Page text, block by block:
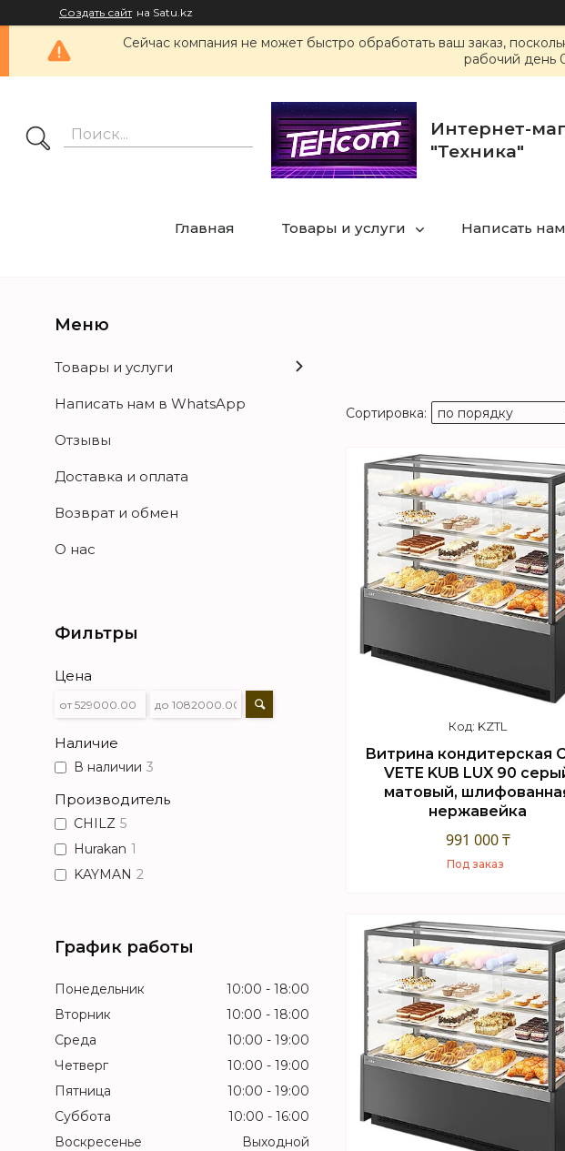
Создать сайт на Satu.kz
Сейчас компания не может быстро обработать ваш заказ,
рабочий день
Интернет-
"Техника"
Главная Товары и услуги Написать
KZTL
Витрина кондитерская
VETE KUB LUX 90
матовый,
нержавейка
991 000 ₸
Под заказ
Купить
Товары и услуги
Написать нам в WhatsApp
Отзывы
Доставка и оплата
Возврат и обмен
О нас
Фильтры
Цена
Наличие
В наличии 3
Производитель
CHILZ 5
Hurakan 1
KAYMAN 2
График работы
Понедельник 10:00
18:00
Вторник
10:00
18:00
Среда
10:00
19:00
Четверг
10:00
19:00
Пятница
10:00
19:00
Суббота
10:00
16:00
Воскресенье
Выходной